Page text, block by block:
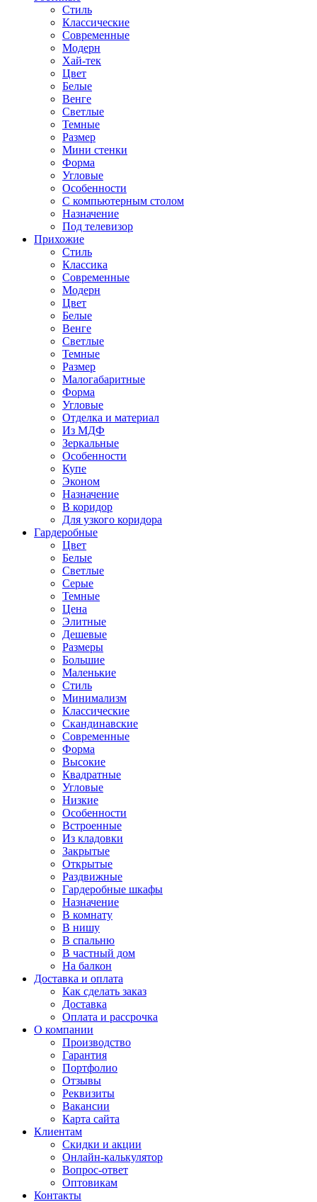
Стиль
Классические
Современные
Модерн
Хай-тек
Цвет
Белые
Венге
Светлые
Темные
Размер
Мини стенки
Форма
Угловые
Особенности
С компьютерным столом
Назначение
Под телевизор
Прихожие
Стиль
Классика
Современные
Модерн
Цвет
Белые
Венге
Светлые
Темные
Размер
Малогабаритные
Форма
Угловые
Отделка и материал
Из МДФ
Зеркальные
Особенности
Купе
Эконом
Назначение
В коридор
Для узкого коридора
Гардеробные
Цвет
Белые
Светлые
Серые
Темные
Цена
Элитные
Дешевые
Размеры
Большие
Маленькие
Стиль
Минимализм
Классические
Скандинавские
Современные
Форма
Высокие
Квадратные
Угловые
Низкие
Особенности
Встроенные
Из кладовки
Закрытые
Открытые
Раздвижные
Гардеробные шкафы
Назначение
В комнату
В нишу
В спальню
В частный дом
На балкон
Доставка и оплата
Как сделать заказ
Доставка
Оплата и рассрочка
О компании
Производство
Гарантия
Портфолио
Отзывы
Реквизиты
Вакансии
Карта сайта
Клиентам
Скидки и акции
Онлайн-калькулятор
Вопрос-ответ
Оптовикам
Контакты